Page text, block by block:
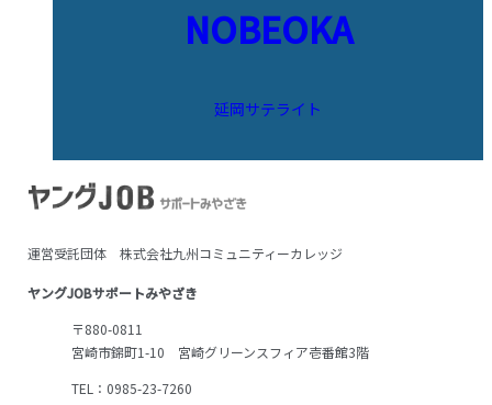
NOBEOKA
延岡サテライト
運営受託団体 株式会社九州コミュニティーカレッジ
ヤングJOBサポートみやざき
〒880-0811
宮崎市錦町1-10 宮崎グリーンスフィア壱番館3階
TEL：0985-23-7260